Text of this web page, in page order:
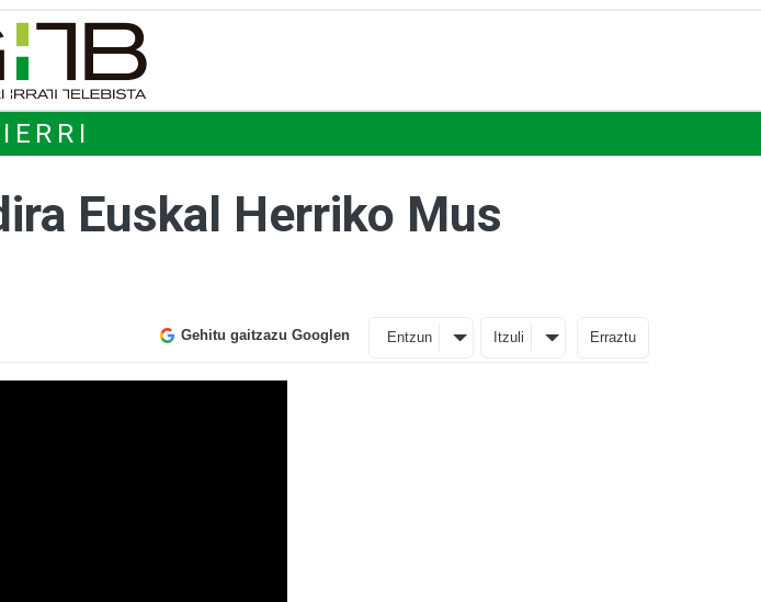
Euskal Herriko Mus
Gehitu gaitzazu Googlen Entzun Itzuli Erraztu